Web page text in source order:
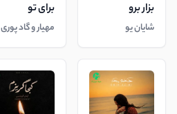
بزار برو
شایان یو
برای تو
مهیار و گاد پوری